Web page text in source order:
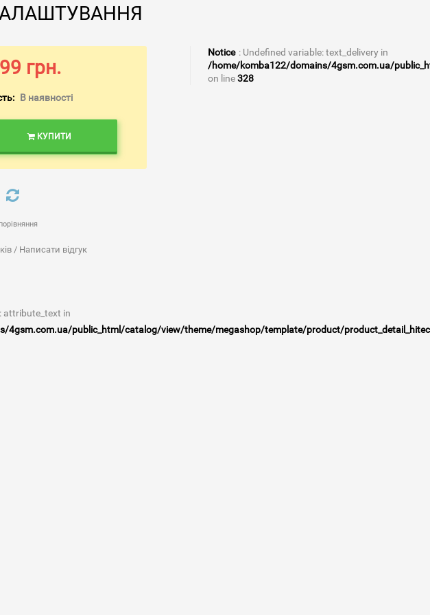
грн.
В наявності
КУПИТИ
/ Написати відгук
attribute_text in
4gsm.com.ua/public_html/catalog/view/theme/megashop/template/product/
Notice : Undefined variable: text_delivery in
/home/komba122/domains/4gsm.com.ua/
on line328